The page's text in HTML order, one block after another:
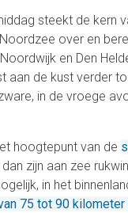
steekt de kern
over en
en Den
aan de kust verder
in de vroege
hoogtepunt van de
zijn aan zee
in het
75 tot 90 kilometer